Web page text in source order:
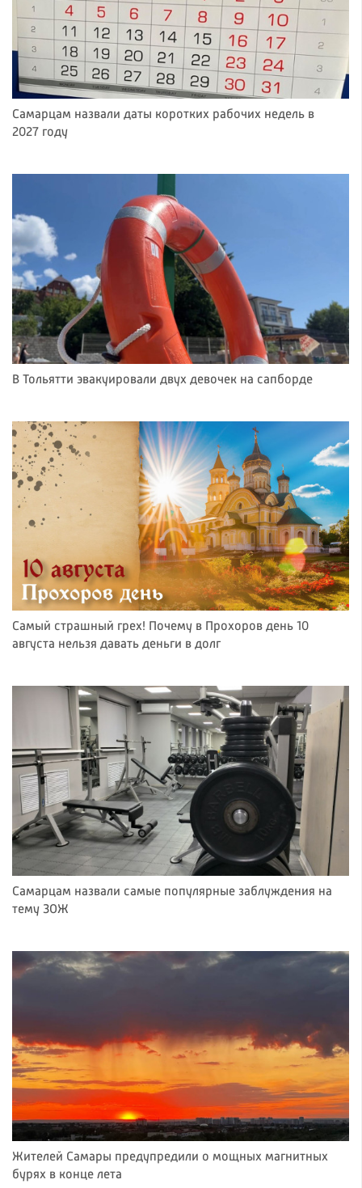
Самарцам назвали даты коротких рабочих недель в
2027 году
В Тольятти эвакуировали двух девочек на сапборде
Самый страшный грех! Почему в Прохоров день 10
августа нельзя давать деньги в долг
Самарцам назвали самые популярные заблуждения на
тему ЗОЖ
Жителей Самары предупредили о мощных магнитных
бурях в конце лета